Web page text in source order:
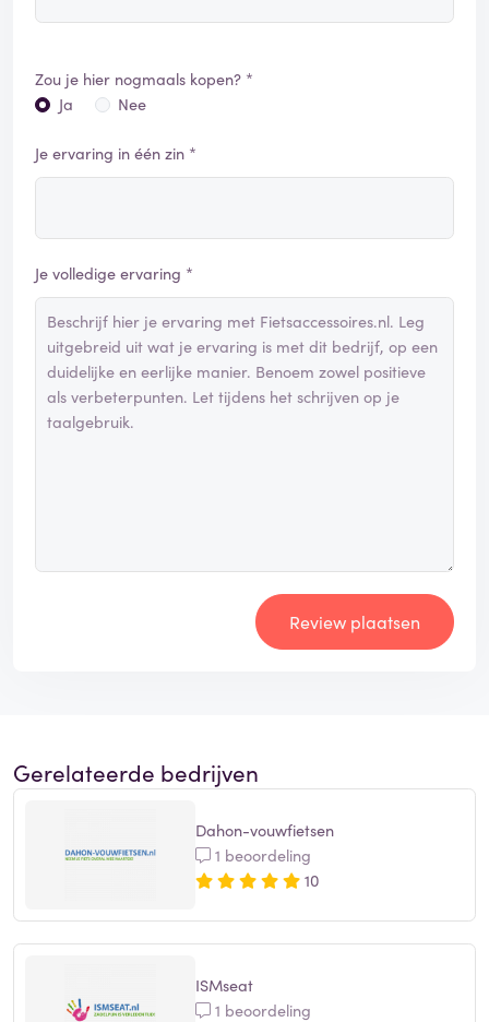
Zou je hier nogmaals kopen? *
Ja
Nee
Je ervaring in één zin *
Je volledige ervaring *
Review plaatsen
Gerelateerde bedrijven
Dahon-vouwfietsen
1 beoordeling
10
ISMseat
1 beoordeling